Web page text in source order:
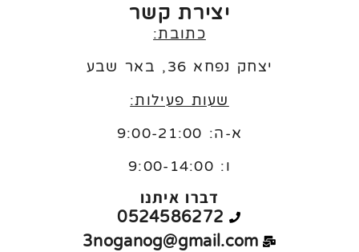
יצירת קשר
כתובת:
יצחק נפחא 36, באר שבע
שעות פעילות:
א-ה: 9:00-21:00
ו: 9:00-14:00
דברו איתנו
0524586272
3noganog@gmail.com